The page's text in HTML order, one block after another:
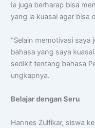
Halo! Saya AISA
ssistant.
Ada yang bisa saya
📝 Info Pendaftaran
Ia juga berharap bisa
yang ia kuasai agar bisa
“Selain memotivasi saya
bahasa yang saya
sedikit tentang bahasa
ungkapnya.
Belajar dengan Seru
Hannes Zulfikar, siswa